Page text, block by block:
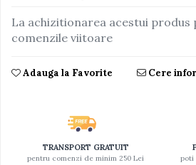
Pistoale
Proiectoare
Set Avioane si submarine
Seturi de doctor
Seturi de rufe
La achizitionarea acestui produs
comenzile viitoare
Adauga la Favorite Cere
TRANSPORT GRATUIT
pentru comenzi de minim 250 Lei poti